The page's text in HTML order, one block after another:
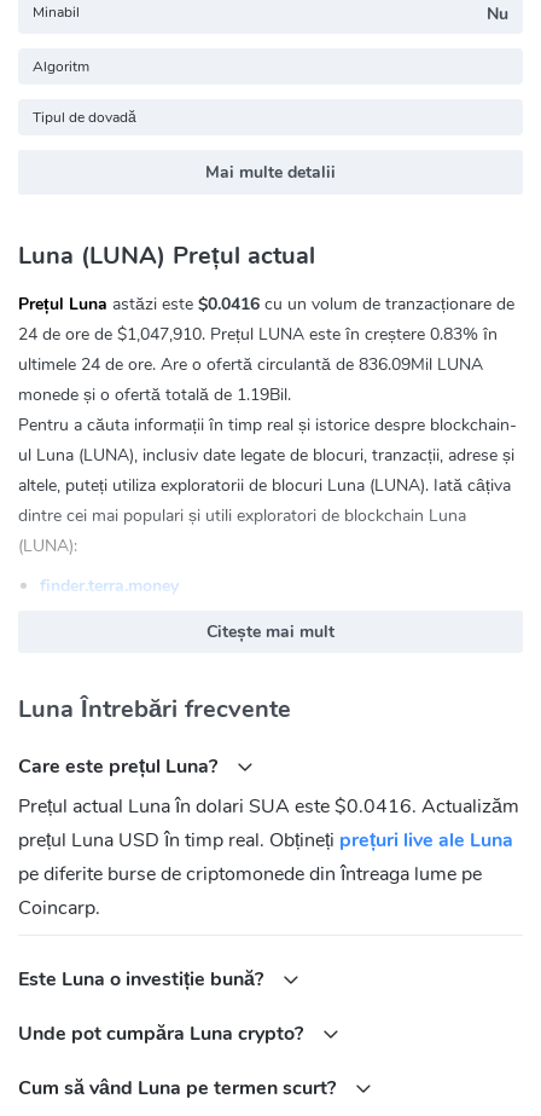
Minabil Nu
Algoritm
Tipul de dovadă
Mai multe detalii
Luna (LUNA) Prețul actual
Prețul Luna astăzi este $0.0416 cu un volum de tranzacționare de
24 de ore de $1,047,910. Prețul LUNA este în creștere 0.83% în
ultimele 24 de ore. Are o ofertă circulantă de 836.09Mil LUNA
monede și o ofertă totală de 1.19Bil.
Pentru a căuta informații în timp real și istorice despre blockchain-
ul Luna (LUNA), inclusiv date legate de blocuri, tranzacții, adrese și
altele, puteți utiliza exploratorii de blocuri Luna (LUNA). Iată câțiva
dintre cei mai populari și utili exploratori de blockchain Luna
(LUNA):
finder.terra.money
https://www.terra.money
Twitter:https://twitter.com/terra_money
Reddit:https://www.reddit.com/r/terraluna
Medium:https://medium.com/terra-money
Telegram: https://t.me/TerraLunaChat
Citește mai mult
Luna Întrebări frecvente
Care este prețul Luna?
Prețul actual Luna în dolari SUA este $0.0416. Actualizăm
prețul Luna USD în timp real. Obțineți prețuri live ale Luna
pe diferite burse de criptomonede din întreaga lume pe
Coincarp.
Este Luna o investiție bună?
Unde pot cumpăra Luna crypto?
Cum să vând Luna pe termen scurt?